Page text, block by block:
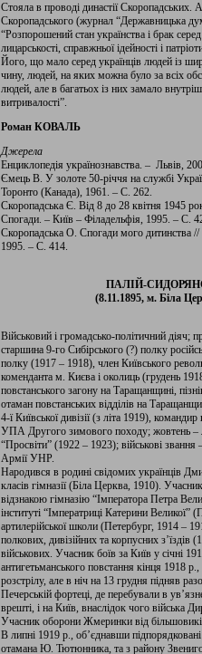
Стояла в проводі династії Скоропадських.
Скоропадського (журнал “Державницька
“Розпорошений стан українства і брак
лицарськості, справжньої ідейності і
Його, що мало серед українців людей із
чину, людей, на яких можна було за всіх
людей, але в багатьох із них замало
витривалості”.
Роман КОВАЛЬ
Джерела
Енциклопедія українознавства. – Львів,
Ємець В. У золоте 50-річчя на службі
Торонто (Канада), 1961. – С. 262.
Скоропадська Є. Від 8 до 28 квітня 1945
Спогади. – Київ – Філадельфія, 1995. – С.
Скоропадська О. Спогади мого дитинства
1995. – С. 414.
ПАЛІЙ-
(8.11.1895, м. Біла
Військовий і громадсько-політичний діяч;
старшина 9-го Сибірського (?) полку
полку (1917 – 1918), член Київського
коменданта м. Києва і околиць (грудень
повстанського загону на Таращанщині,
отаман повстанських відділів на
4-ї Київської дивізії (з літа 1919),
УПА Другого зимового походу; жовтень –
“Просвіти” (1922 – 1923); військові звання
Армії УНР.
Народився в родині свідомих українців
класів гімназії (Біла Церква, 1910).
відзнакою гімназію “Імператора Петра
інституті “Імператриці Катерини
артилерійської школи (Петербург, 1914 –
полкових, дивізійних та корпусних з’їздів
військових. Учасник боїв за Київ у січні
антигетьманського повстання кінця 1918
розстрілу, але в ніч на 13 грудня підняв
Печерській фортеці, де перебували в
врешті, і на Київ, внаслідок чого війська
Учасник оборони Жмеринки від
В липні 1919 р., об’єднавши
отамана Ю. Тютюнника, та з району